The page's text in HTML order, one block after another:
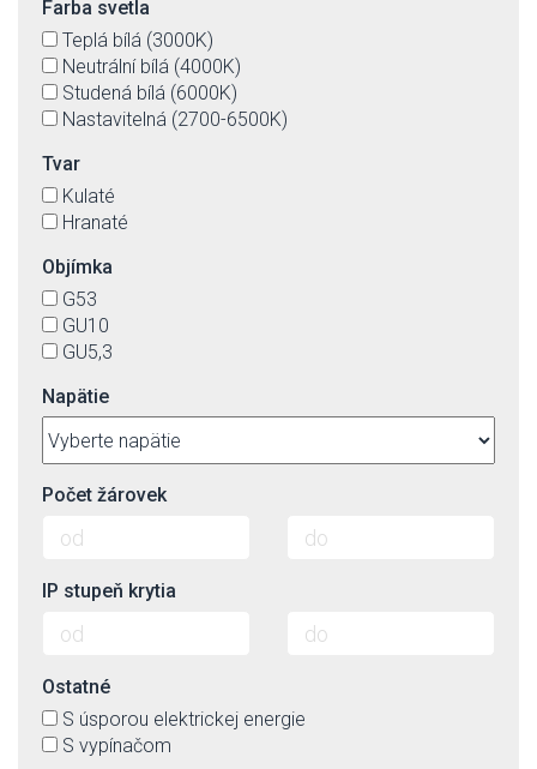
Farba svetla
Teplá bílá (3000K)
Neutrální bílá (4000K)
Studená bílá (6000K)
Nastavitelná (2700-6500K)
Tvar
Kulaté
Hranaté
Objímka
G53
GU10
GU5,3
Napätie
Počet žárovek
IP stupeň krytia
Ostatné
S úsporou elektrickej energie
S vypínačom